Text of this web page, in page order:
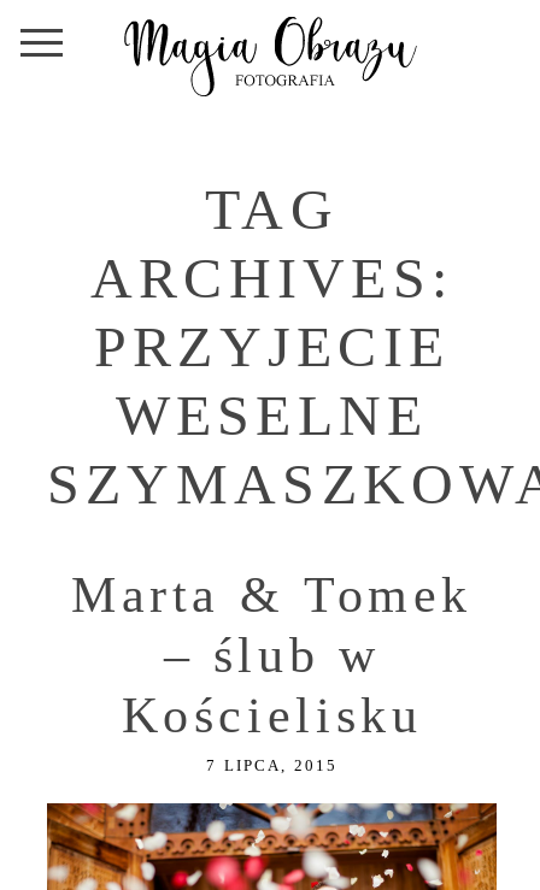
TAG
ARCHIVES:
PRZYJECIE
WESELNE
Marta & Tomek
– ślub w
Kościelisku
7 LIPCA, 2015